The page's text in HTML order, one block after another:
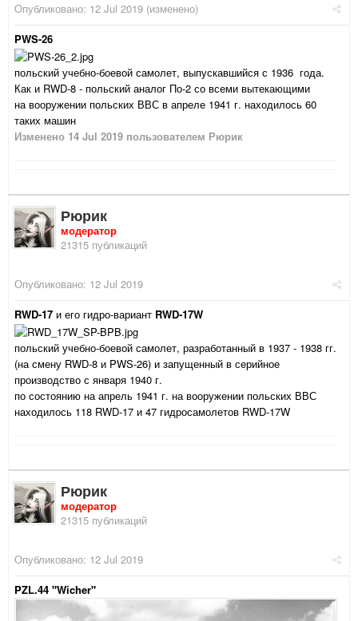
Опубликовано: 12 Jul 2019 (изменено)
PWS-26
польский учебно-боевой самолет, выпускавшийся с 1936 года.
Как и RWD-8 - польский аналог По-2 со всеми вытекающими
на вооружении польских ВВС в апреле 1941 г. находилось 60
таких машин
Изменено 14 Jul 2019 пользователем Рюрик
Рюрик
модератор
21315 публикаций
Опубликовано: 12 Jul 2019
RWD-17 и его гидро-вариант RWD-17W
польский учебно-боевой самолет, разработанный в 1937 - 1938 гг.
(на смену RWD-8 и PWS-26) и запущенный в серийное
производство с января 1940 г.
по состоянию на апрель 1941 г. на вооружении польских ВВС
находилось 118 RWD-17 и 47 гидросамолетов RWD-17W
Рюрик
модератор
21315 публикаций
Опубликовано: 12 Jul 2019
PZL.44 "Wicher"